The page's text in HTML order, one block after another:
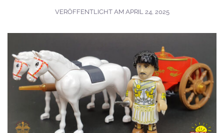
VERÖFFENTLICHT AM APRIL 24, 2025